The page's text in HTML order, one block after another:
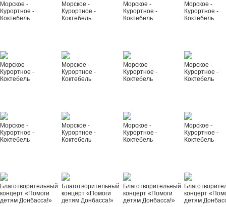
Морское -
Курортное -
Коктебель
Морское -
Курортное -
Коктебель
Морское -
Курортное -
Коктебель
Морское -
Курортное -
Коктебель
Морское -
Курортное -
Коктебель
Морское -
Курортное -
Коктебель
Морское -
Курортное -
Коктебель
Морское -
Курортное -
Коктебель
Морское -
Курортное -
Коктебель
Морское -
Курортное -
Коктебель
Морское -
Курортное -
Коктебель
Морское -
Курортное -
Коктебель
Благотворительный
концерт «Помоги
детям Донбасса!»
Благотворительный
концерт «Помоги
детям Донбасса!»
Благотворительный
концерт «Помоги
детям Донбасса!»
концерт
детям